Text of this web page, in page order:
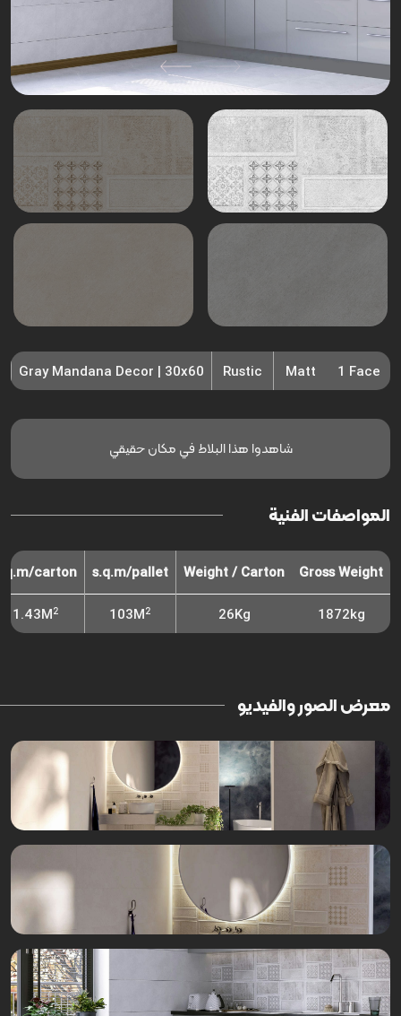
1 Face
Matt
Rustic
Gray Mandana Decor | 30x60
شاهدوا هذا البلاط في مكان حقيقي
المواصفات الفنية
Gross Weight
Weight / Carton
s.q.m/pallet
carton
1872kg
26Kg
103M2
1.43M2
معرض الصور والفيديو